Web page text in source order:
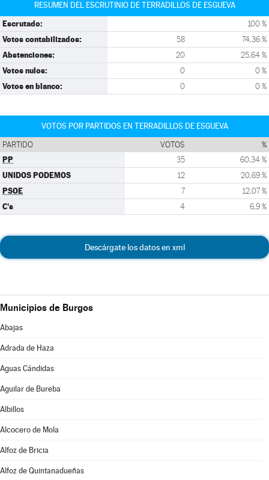
RESUMEN DEL ESCRUTINIO DE TERRADILLOS DE ESGUEVA
Escrutado: 100 %
Votos contabilizados: 58 74,36 %
Abstenciones: 20 25,64 %
Votos nulos: 0 0 %
Votos en blanco: 0 0 %
VOTOS POR PARTIDOS EN TERRADILLOS DE ESGUEVA
PARTIDO VOTOS %
PP 35 60,34 %
UNIDOS PODEMOS 12 20,69 %
PSOE 7 12,07 %
C's 4 6,9 %
Descárgate los datos en xml
Municipios de Burgos
Abajas
Adrada de Haza
Aguas Cándidas
Aguilar de Bureba
Albillos
Alcocero de Mola
Alfoz de Bricia
Alfoz de Quintanadueñas